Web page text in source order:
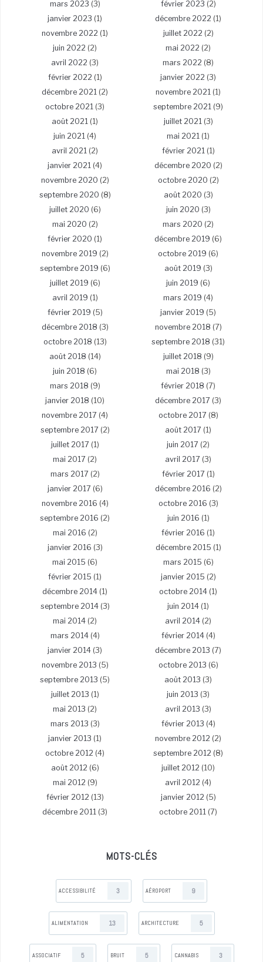
mars 2023 (3) février 2023 (2)
janvier 2023 (1) décembre 2022 (1)
novembre 2022 (1) juillet 2022 (2)
juin 2022 (2) mai 2022 (2)
avril 2022 (3) mars 2022 (8)
février 2022 (1) janvier 2022 (3)
décembre 2021 (2) novembre 2021 (1)
octobre 2021 (3) septembre 2021 (9)
août 2021 (1) juillet 2021(3)
juin 2021 (4) mai 2021 (1)
avril 2021 (2) février 2021(1)
janvier 2021 (4) décembre 2020 (2)
novembre 2020 (2) octobre 2020 (2)
septembre 2020 (8) août 2020 (3)
juillet 2020 (6) juin 2020 (3)
mai 2020 (2) mars 2020 (2)
février 2020 (1) décembre 2019 (6)
novembre 2019 (2) octobre 2019 (6)
septembre 2019 (6) août 2019 (3)
juillet 2019 (6) juin 2019 (6)
avril 2019 (1) mars 2019 (4)
février 2019 (5) janvier 2019 (5)
décembre 2018 (3) novembre 2018 (7)
octobre 2018 (13) septembre 2018 (31)
août 2018 (14) juillet 2018 (9)
juin 2018 (6) mai 2018 (3)
mars 2018 (9) février 2018 (7)
janvier 2018 (10) décembre 2017 (3)
novembre 2017 (4) octobre 2017 (8)
septembre 2017 (2) août 2017 (1)
juillet 2017 (1) juin 2017 (2)
mai 2017 (2) avril 2017 (3)
mars 2017 (2) février 2017 (1)
janvier 2017 (6) décembre 2016 (2)
novembre 2016 (4) octobre 2016 (3)
septembre 2016 (2) juin 2016 (1)
mai 2016 (2) février 2016 (1)
janvier 2016 (3) décembre 2015 (1)
mai 2015 (6) mars 2015 (6)
février 2015 (1) janvier 2015 (2)
décembre 2014 (1) octobre 2014 (1)
septembre 2014(3) juin 2014 (1)
mai 2014 (2) avril 2014 (2)
mars 2014(4) février 2014(4)
janvier 2014 (3) décembre 2013 (7)
novembre 2013 (5) octobre 2013 (6)
septembre 2013 (5) août 2013 (3)
juillet 2013 (1) juin 2013 (3)
mai 2013 (2) avril 2013 (3)
mars 2013 (3) février 2013 (4)
janvier 2013 (1) novembre 2012 (2)
octobre 2012 (4) septembre 2012 (8)
août 2012 (6) juillet 2012 (10)
mai 2012 (9) avril 2012 (4)
février 2012 (13) janvier 2012 (5)
décembre 2011 (3) octobre 2011 (7)
MOTS-CLÉS
ACCESSIBILITÉ 3 AÉROPORT 9
ALIMENTATION 13 ARCHITECTURE 5
ASSOCIATIF 5 BRUIT 5 CANNABIS 3